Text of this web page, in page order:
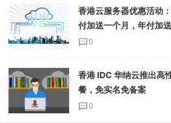
香港云服务器优惠活动
付加送一个月，年付加
0
香港 IDC 华纳云推出高
餐，免实名免备案
0